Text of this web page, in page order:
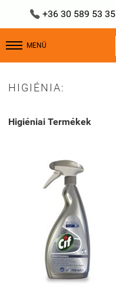
 +36 30 589 53 35
MENÜ
HIGIÉNIA:
Higiéniai Termékek